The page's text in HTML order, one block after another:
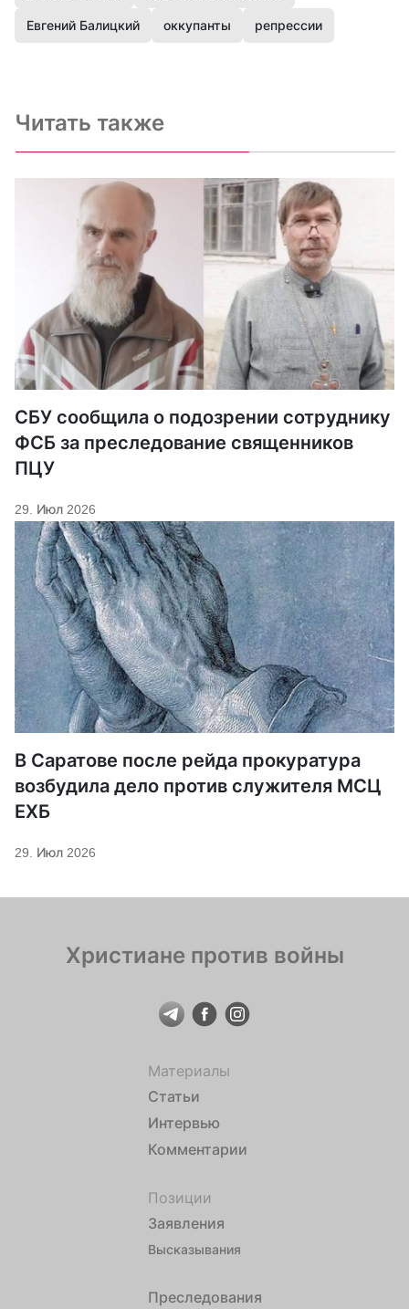
Евгений Балицкий оккупанты репрессии
Читать также
СБУ сообщила о подозрении сотруднику
ФСБ за преследование священников
ПЦУ
29. Июл 2026
В Саратове после рейда прокуратура
возбудила дело против служителя МСЦ
ЕХБ
29. Июл 2026
Христиане против войны
Материалы
Статьи
Интервью
Комментарии
Позиции
Заявления
Высказывания
Преследования